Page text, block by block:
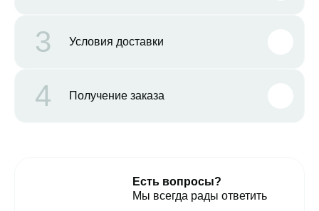
3 Условия доставки
4 Получение заказа
Есть вопросы?
Мы всегда рады ответить